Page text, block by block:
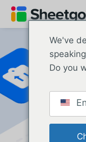
We've
Do you